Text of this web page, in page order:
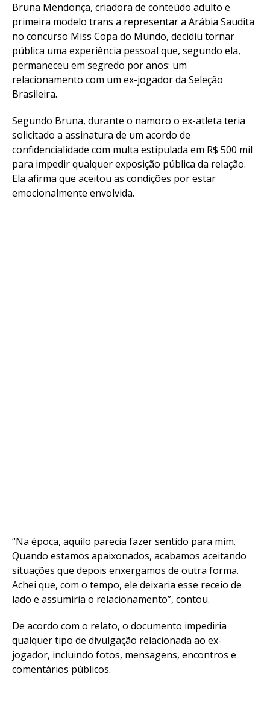
Bruna Mendonça, criadora de conteúdo adulto e
primeira modelo trans a representar a Arábia Saudita
no concurso Miss Copa do Mundo, decidiu tornar
pública uma experiência pessoal que, segundo ela,
permaneceu em segredo por anos: um
relacionamento com um ex-jogador da Seleção
Brasileira.
Segundo Bruna, durante o namoro o ex-atleta teria
solicitado a assinatura de um acordo de
confidencialidade com multa estipulada em R$ 500 mil
para impedir qualquer exposição pública da relação.
Ela afirma que aceitou as condições por estar
emocionalmente envolvida.
“Na época, aquilo parecia fazer sentido para mim.
Quando estamos apaixonados, acabamos aceitando
situações que depois enxergamos de outra forma.
Achei que, com o tempo, ele deixaria esse receio de
lado e assumiria o relacionamento”, contou.
De acordo com o relato, o documento impediria
qualquer tipo de divulgação relacionada ao ex-
jogador, incluindo fotos, mensagens, encontros e
comentários públicos.
Pinterest
Whatsapp
Email